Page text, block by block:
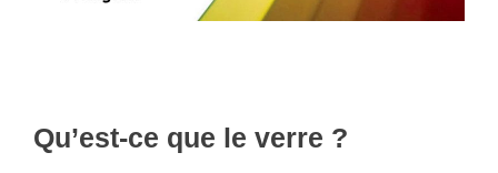
Qu’est-ce que le verre ?